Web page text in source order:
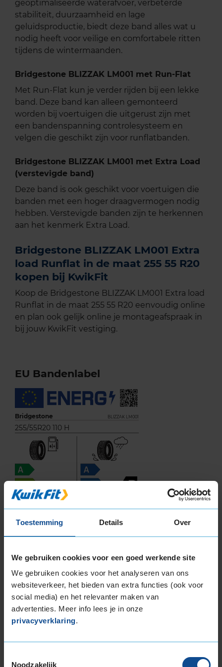
Toestemming Details Over
We gebruiken cookies voor een goed werkende site
We gebruiken cookies voor het analyseren van ons
websiteverkeer, het bieden van extra functies (ook voor
social media) en het relevanter maken van
advertenties. Meer info lees je in onze
privacyverklaring.
Noodzakelijk
geoptimaliseerde waterafvoer, verbeterde
stabiliteit, duurzaamheid en lage
geluidsproductie, biedt deze band alles wat u
nodig heeft voor veilige en comfortabele ritten
tijdens de wintermaanden.
Bridgestone BLIZZAK LM001 met Run-Flat
Met Run-Flat kun je verder rijden bij een lekke
band. Deze band kan alleen gemonteerd
worden bij voertuigen die uitgerust zijn met
een bandenspanning controlesysteem en
velgen die geschikt zijn voor runflatbanden.
Bridgestone BLIZZAK LM001 met Extra Load
(verstevigde band)
Deze band is ook geschikt voor voertuigen die
banden met een hoger draagvermogen nodig
hebben. Verstevigde banden zijn te herkennen
aan het kenmerk Extra Load.
Bridgestone BLIZZAK LM001 Extra
load Runflat in de maat 255 55 R20
kopen bij KwikFit
Koop de Bridgestone BLIZZAK LM001 Extra load
Runflat in de maat 255 55 R20 eenvoudig online
en plan ook gelijk online je montageafspraak in
bij jouw KwikFit vestiging.
EU Bandenlabel
Bridgestone BLIZZAK LM001
255/55R20 110 H
C
B
BC
Deze band is beoordeeld met het EU
brandstofefficiëntie-label C, wat overeen komt
met een goede brandstofefficiëntie.
gewaardeerd met een B-label, wat betekent dat